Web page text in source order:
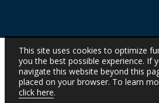
This site uses cookies to optimize
you the best possible experience. If
navigate this website beyond this
placed on your browser. To learn
click here.